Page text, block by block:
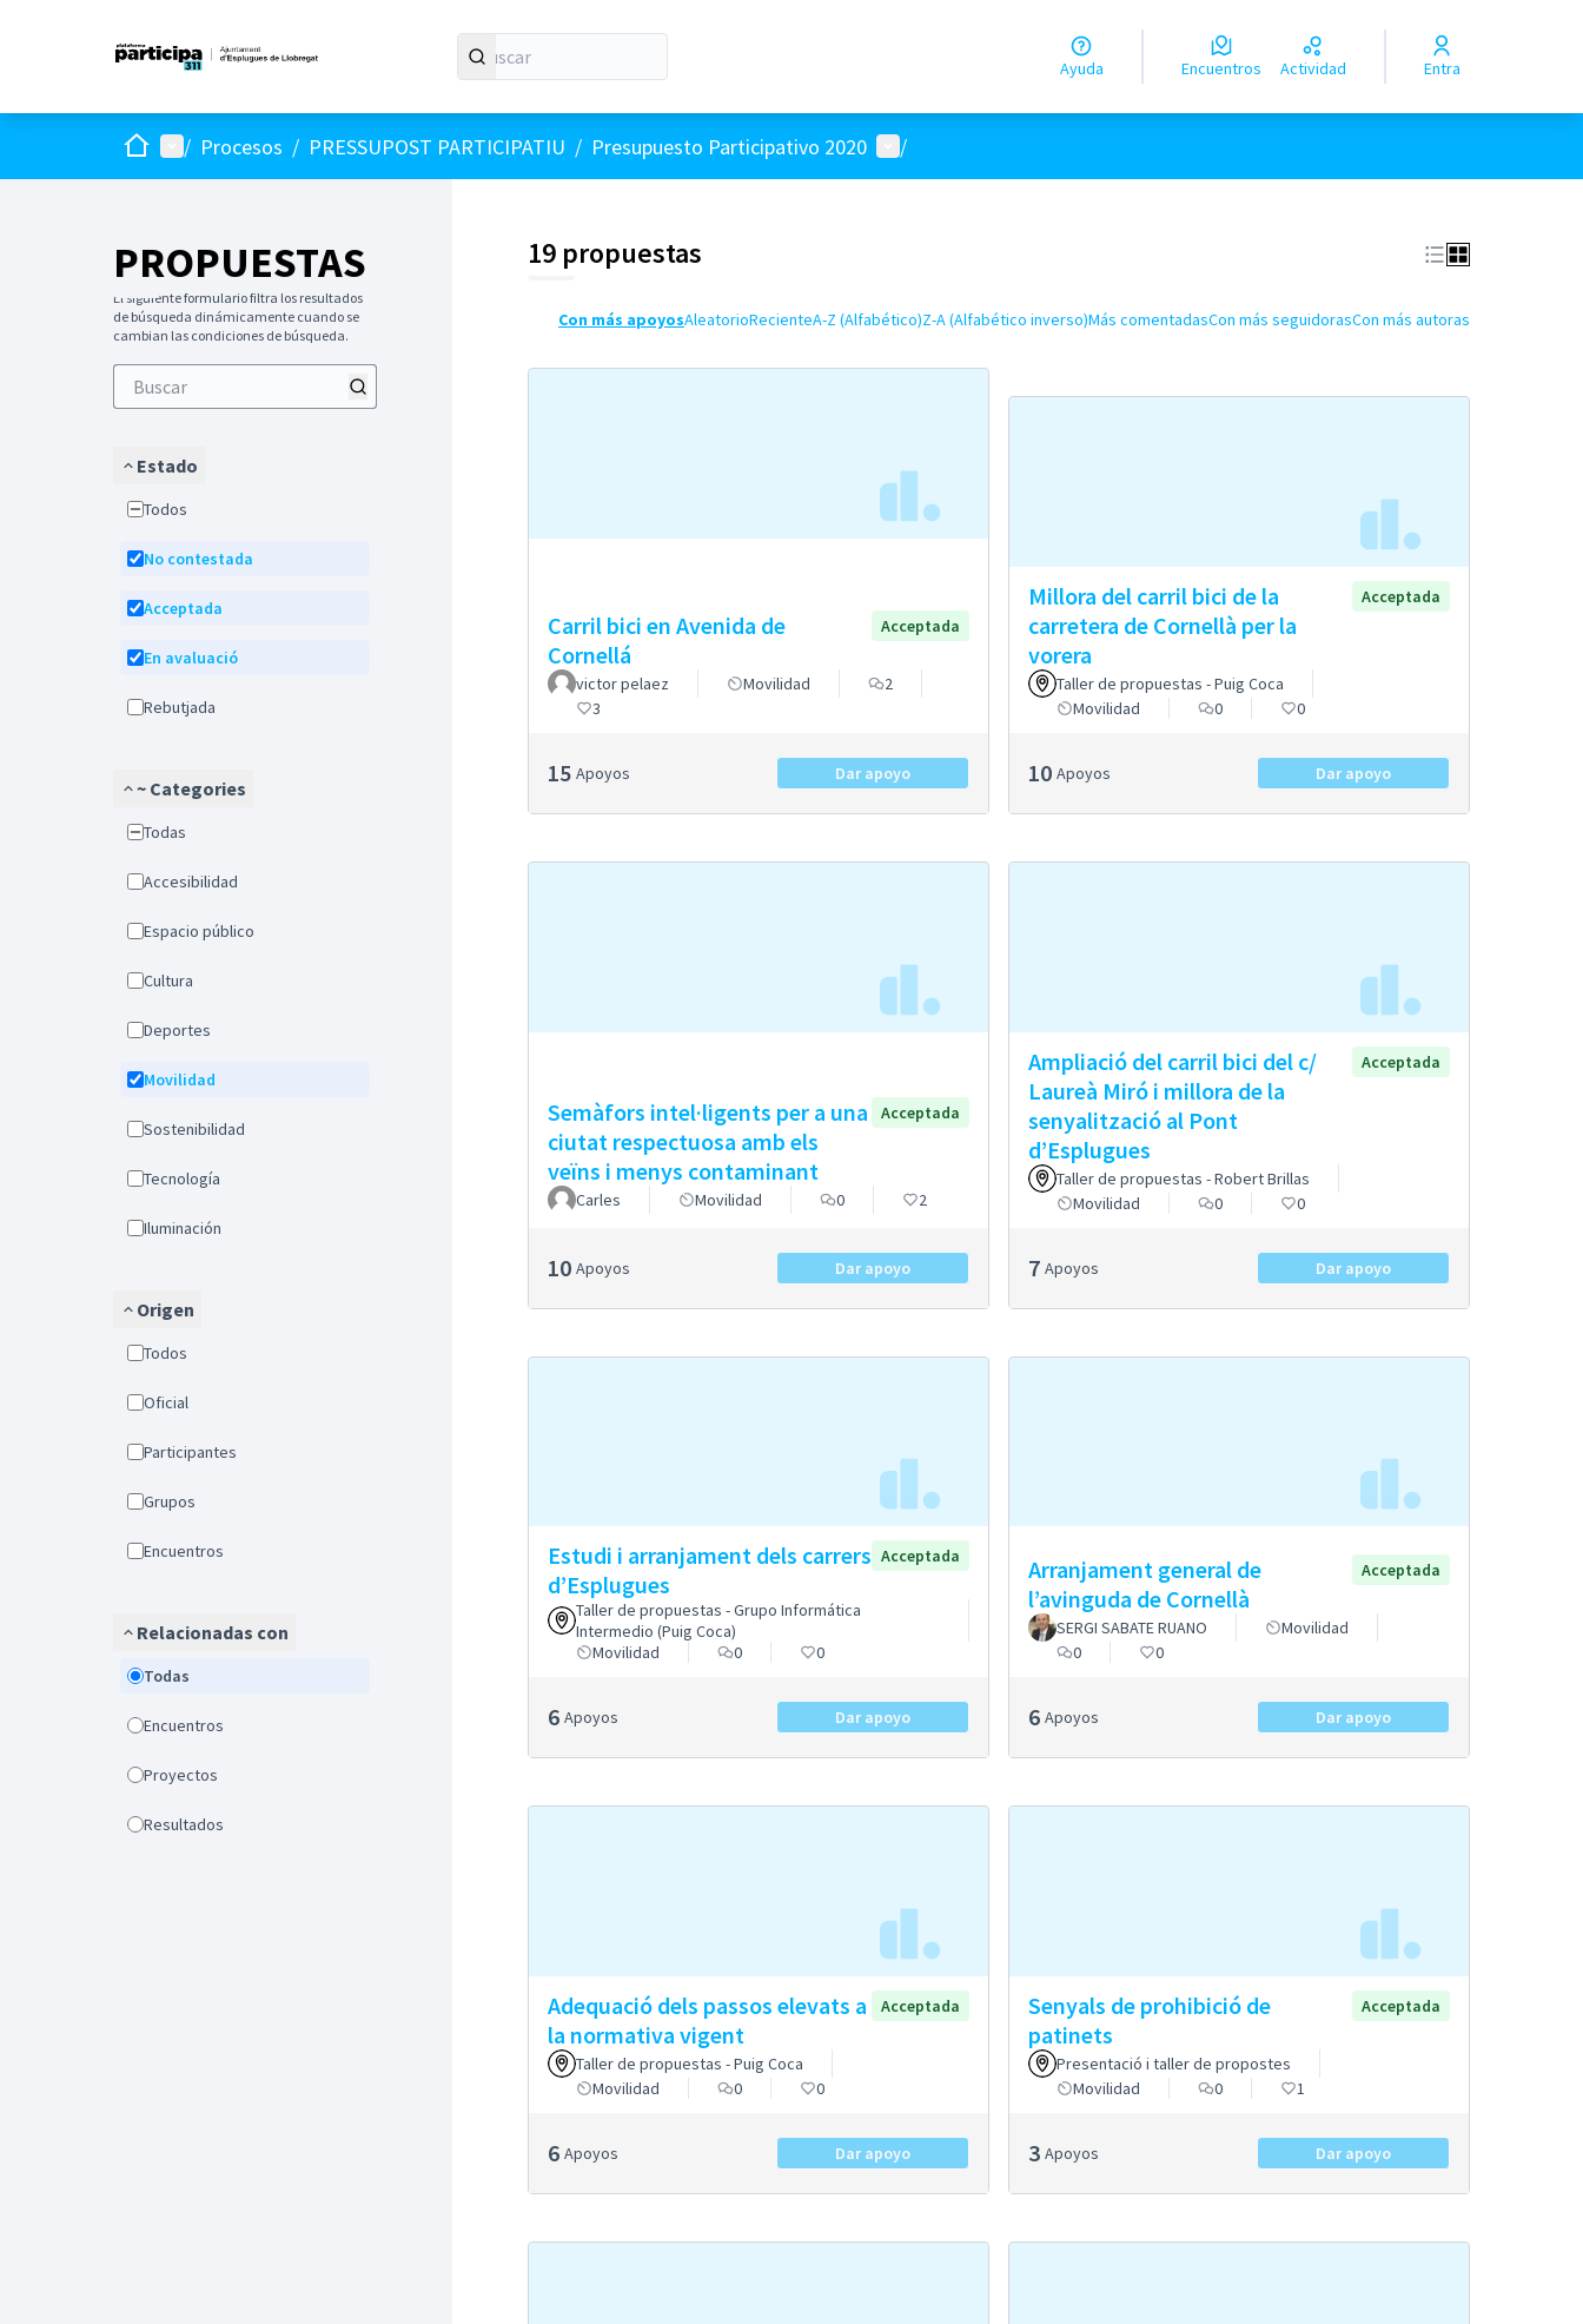
Ayuda Encuentros Actividad Entra
InicioMenú principal
/ Procesos / PRESSUPOST PARTICIPATIU / Presupuesto Participativo 2020 Menú de usuario
/
PROPUESTAS
El siguiente formulario filtra los resultados
de búsqueda dinámicamente cuando se
cambian las condiciones de búsqueda.
Estado
Todos
No contestada
Acceptada
En avaluació
Rebutjada
~ Categories
Todas
Accesibilidad
Espacio público
Cultura
Deportes
Movilidad
Sostenibilidad
Tecnología
Iluminación
Origen
Todos
Oficial
Participantes
Grupos
Encuentros
Relacionadas con
Todas
Encuentros
Proyectos
Resultados
19 propuestas
Con más apoyosAleatorioRecienteA-Z (Alfabético)Z-A (Alfabético inverso)Más comentadasCon más seguidorasCon más autoras
Carril bici en Avenida de
Cornellá
Acceptada
victor pelaez Movilidad
2
3
15 Apoyos Dar apoyo
Millora del carril bici de la
carretera de Cornellà per la
vorera
Acceptada
Taller de propuestas - Puig Coca
Movilidad
0 0
10 Apoyos Dar apoyo
Semàfors intel·ligents per a una
ciutat respectuosa amb els
veïns i menys contaminant
Acceptada
Carles Movilidad 0 2
10 Apoyos Dar apoyo
Ampliació del carril bici del c/
Laureà Miró i millora de la
senyalització al Pont
d’Esplugues
Acceptada
Taller de propuestas - Robert Brillas
Movilidad
0 0
7 Apoyos Dar apoyo
Estudi i arranjament dels carrers
d’Esplugues
Acceptada
Taller de propuestas - Grupo Informática
Intermedio (Puig Coca)
Movilidad
0 0
6 Apoyos Dar apoyo
Arranjament general de
l’avinguda de Cornellà
Acceptada
SERGI SABATE RUANO
Movilidad
0
0
6 Apoyos Dar apoyo
Adequació dels passos elevats a
la normativa vigent
Acceptada
Taller de propuestas - Puig Coca
Movilidad
0 0
6 Apoyos Dar apoyo
Senyals de prohibició de
patinets
Acceptada
Presentació i taller de propostes
Movilidad
0 1
3 Apoyos Dar apoyo